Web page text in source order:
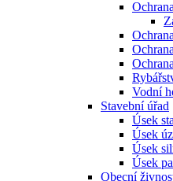
Vodní
Stavební úřad
Úsek
Úsek
Úsek
Úsek
Obecní